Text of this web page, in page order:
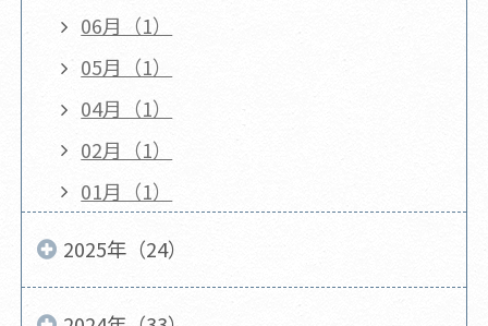
06月（1）
05月（1）
04月（1）
02月（1）
01月（1）
2025年（24）